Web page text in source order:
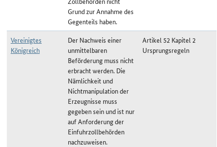
Grund zur Annahme des
Gegenteils haben.
Vereinigtes
Königreich
Der Nachweis einer
unmittelbaren
Beförderung muss nicht
erbracht werden. Die
Nämlichkeit und
Nichtmanipulation der
Erzeugnisse muss
gegeben sein und ist nur
auf Anforderung der
Einfuhrzollbehörden
nachzuweisen.
Artikel 52 Kapitel 2
Ursprungsregeln